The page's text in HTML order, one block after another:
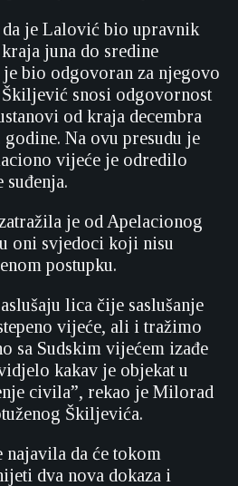
je Lalović bio upravnik
juna do sredine
je bio odgovoran za njegovo
snosi odgovornost
od kraja decembra
Na ovu presudu je
vijeće je odredilo
je od Apelacionog
oni svjedoci koji nisu
postupku.
lica čije saslušanje
vijeće, ali i tražimo
sa Sudskim vijećem izađe
kakav je objekat u
civila”, rekao je Milorad
Škiljevića.
da će tokom
dva nova dokaza i